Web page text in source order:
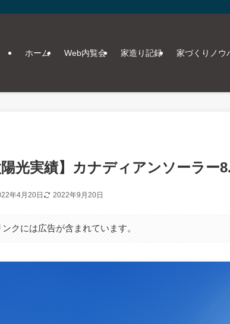
ホーム Web内覧会 家造り記録 家づくりノウ
陽光実績】カナディアンソーラ
年4月20日 2022年9月20日
クには広告が含まれています。